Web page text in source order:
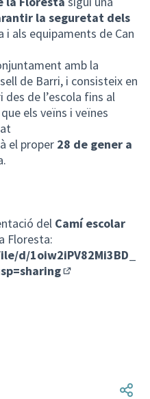
la seguretat dels
i als equipaments de Can
amb la
de Barri, i consisteix en
de l’escola fins al
els veïns i veïnes
el proper 28 de gener a
del Camí escolar
Floresta:
d/1oiw2iPV82Mi3BD_